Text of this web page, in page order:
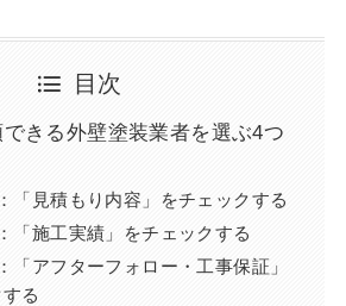
目次
きる外壁塗装業者を選ぶ4つ
「見積もり内容」をチェックする
「施工実績」をチェックする
「アフターフォロー・工事保証」
る